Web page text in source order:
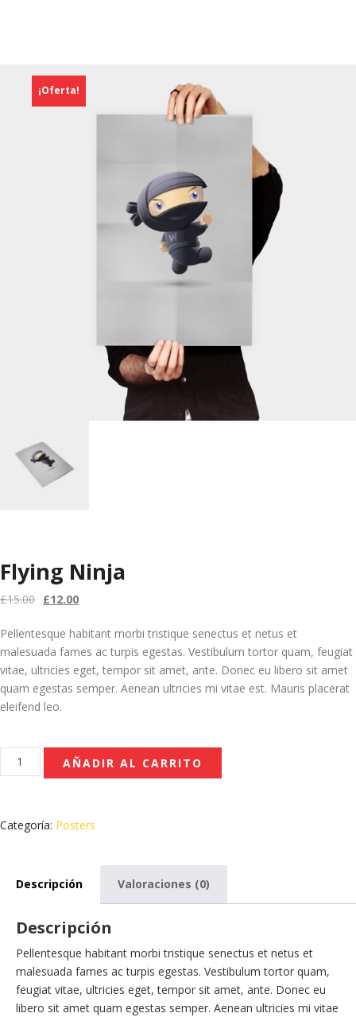
¡Oferta!
Flying Ninja
£15.00 Original
was:
£15.00.
£12.00
is:
£12.00.
Pellentesque habitant morbi tristique senectus et netus et
malesuada fames ac turpis egestas. Vestibulum tortor quam, feugiat
vitae, ultricies eget, tempor sit amet, ante. Donec eu libero sit amet
quam egestas semper. Aenean ultricies mi vitae est. Mauris placerat
eleifend leo.
Flying
Ninja
AÑADIR AL CARRITO
Categoría: Posters
Descripción Valoraciones (0)
Descripción
Pellentesque habitant morbi tristique senectus et netus et
malesuada fames ac turpis egestas. Vestibulum tortor quam,
feugiat vitae, ultricies eget, tempor sit amet, ante. Donec eu
libero sit amet quam egestas semper. Aenean ultricies mi vitae